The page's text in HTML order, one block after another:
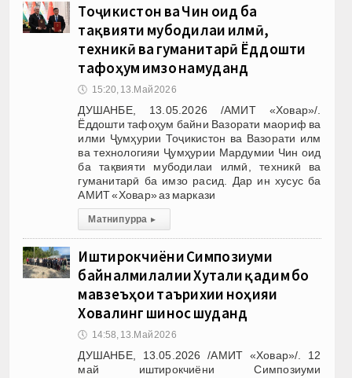
Тоҷикистон ва Чин оид ба
тақвияти мубодилаи илмӣ,
техникӣ ва гуманитарӣ Ёддошти
тафоҳум имзо намуданд
🕔 15:20, 13.Май 2026
ДУШАНБЕ, 13.05.2026 /АМИТ «Ховар»/.
Ёддошти тафоҳум байни Вазорати маориф ва
илми Ҷумҳурии Тоҷикистон ва Вазорати илм
ва технологияи Ҷумҳурии Мардумии Чин оид
ба тақвияти мубодилаи илмӣ, техникӣ ва
гуманитарӣ ба имзо расид. Дар ин хусус ба
АМИТ «Ховар» аз маркази
Матни пурра ▸
Иштирокчиёни Симпозиуми
байналмилалии Хутали қадим бо
мавзеъҳои таърихии ноҳияи
Ховалинг шинос шуданд
🕔 14:58, 13.Май 2026
ДУШАНБЕ, 13.05.2026 /АМИТ «Ховар»/. 12
май иштирокчиёни Симпозиуми